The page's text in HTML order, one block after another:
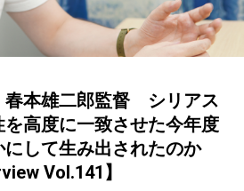
春本雄二郎監督 シリアス
高度に一致させた今年度
して生み出されたのか
Vol.141】